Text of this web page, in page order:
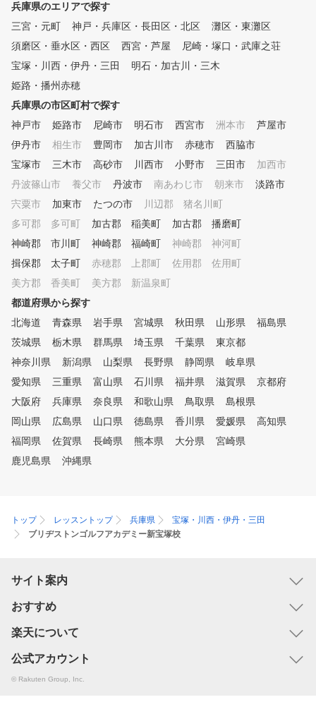
兵庫県のエリアで探す
三宮・元町
神戸・兵庫区・長田区・北区
灘区・東灘区
須磨区・垂水区・西区
西宮・芦屋
尼崎・塚口・武庫之荘
宝塚・川西・伊丹・三田
明石・加古川・三木
姫路・播州赤穂
兵庫県の市区町村で探す
神戸市
姫路市 尼崎市 明石市 西宮市 洲本市
芦屋市
伊丹市
相生市 豊岡市 加古川市 赤穂市
西脇市
宝塚市
三木市 高砂市 川西市 小野市 三田市
加西市
丹波篠山市
養父市 丹波市 南あわじ市 朝来市
淡路市
宍粟市
加東市 たつの市
川辺郡 猪名川町
多可郡 多可町
加古郡 稲美町
加古郡 播磨町
神崎郡 市川町
神崎郡 福崎町
神崎郡 神河町
揖保郡 太子町
赤穂郡 上郡町
佐用郡 佐用町
美方郡 香美町
美方郡 新温泉町
都道府県から探す
北海道
青森県 岩手県 宮城県 秋田県 山形県
福島県
茨城県
栃木県 群馬県 埼玉県 千葉県
東京都
神奈川県
新潟県 山梨県 長野県 静岡県
岐阜県
愛知県
三重県 富山県 石川県 福井県 滋賀県
京都府
大阪府
兵庫県 奈良県 和歌山県 鳥取県
島根県
岡山県
広島県 山口県 徳島県 香川県 愛媛県
高知県
福岡県
佐賀県 長崎県 熊本県 大分県
宮崎県
鹿児島県
沖縄県
トップ レッスントップ 兵庫県
宝塚・川西・伊丹・三田
ブリヂストンゴルフアカデミー新宝塚校
サイト案内
おすすめ
楽天について
公式アカウント
© Rakuten Group, Inc.